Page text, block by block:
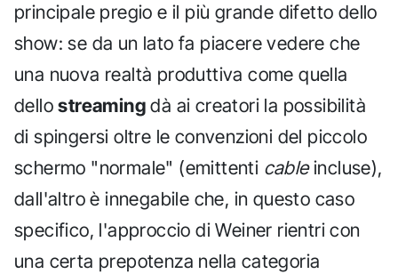
principale pregio e il più grande difetto dello
show: se da un lato fa piacere vedere che
una nuova realtà produttiva come quella
dellostreaming dà ai creatori la possibilità
di spingersi oltre le convenzioni del piccolo
schermo "normale" (emittenti cableincluse),
dall'altro è innegabile che, in questo caso
specifico, l'approccio di Weiner rientri con
una certa prepotenza nella categoria